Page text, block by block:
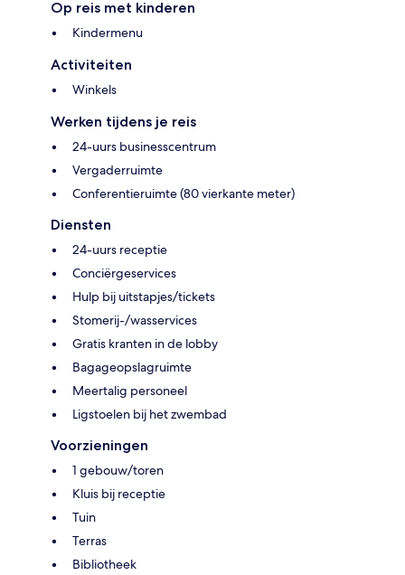
Op reis met kinderen
Kindermenu
Activiteiten
Winkels
Werken tijdens je reis
24-uurs businesscentrum
Vergaderruimte
Conferentieruimte (80 vierkante meter)
Diensten
24-uurs receptie
Conciërgeservices
Hulp bij uitstapjes/tickets
Stomerij-/wasservices
Gratis kranten in de lobby
Bagageopslagruimte
Meertalig personeel
Ligstoelen bij het zwembad
Voorzieningen
1 gebouw/toren
Kluis bij receptie
Tuin
Terras
Bibliotheek